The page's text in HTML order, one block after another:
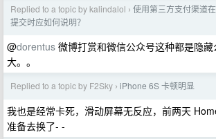
Replied to a topic by kalindalol › 使用第三方支付渠道
提交时应如何说明？
@dorentus 微博打赏和微信公众号这种都是隐
大。。
Replied to a topic by F2Sky › iPhone 6S 卡顿明显
我也是经常卡死，滑动屏幕无反应，前两天
准备去换了- -